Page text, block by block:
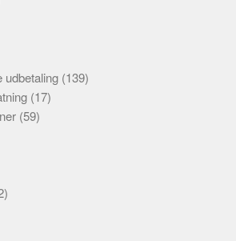
udbetaling (139)
(17)
(59)